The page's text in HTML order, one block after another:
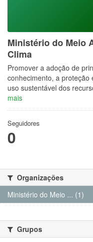
Ministério do Meio
Clima
Promover a adoção de
conhecimento, a proteção
uso sustentável dos
mais
Seguidores
0
Organizações
Ministério do Meio ... (1)
Grupos